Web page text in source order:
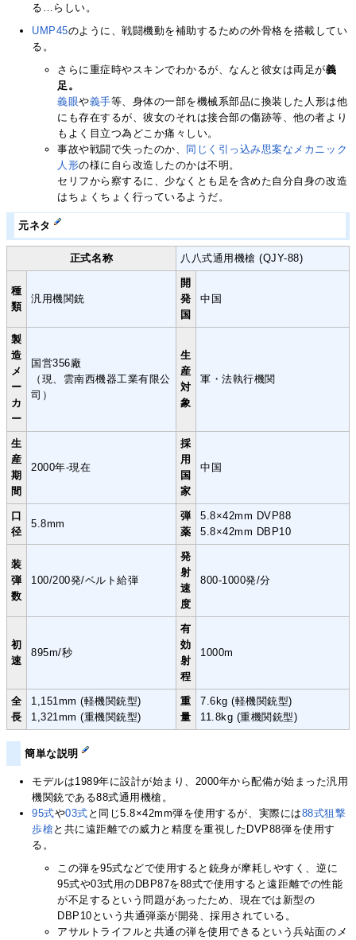
る…らしい。
UMP45のように、戦闘機動を補助するための外骨格を搭載してい
る。
さらに重症時やスキンでわかるが、なんと彼女は両足が義
足。
義眼や義手等、身体の一部を機械系部品に換装した人形は他
にも存在するが、彼女のそれは接合部の傷跡等、他の者より
もよく目立つ為どこか痛々しい。
事故や戦闘で失ったのか、 同じく引っ込み思案なメカニック
人形の様に自ら改造したのかは不明。
セリフから察するに、少なくとも足を含めた自分自身の改造
はちょくちょく行っているようだ。
元ネタ
正式名称 八八式通用機槍 (QJY-88)
種
類
汎用機関銃
開
発
国
中国
製
造
メ
ー
カ
ー
国営356廠
（現、雲南西機器工業有限公
司）
生
産
対
象
軍・法執行機関
生
産
期
間
2000年-現在
採
用
国
家
中国
口
径
5.8mm
弾
薬
5.8×42mm DVP88
5.8×42mm DBP10
装
弾
数
100/200発/ベルト給弾
発
射
速
度
800-1000発/分
初
速
895m/秒
有
効
射
程
1000m
全
長
1,151mm (軽機関銃型)
1,321mm (重機関銃型)
重
量
7.6kg (軽機関銃型)
11.8kg (重機関銃型)
簡単な説明
モデルは1989年に設計が始まり、2000年から配備が始まった汎用
機関銃である88式通用機槍。
95式や03式 と同じ5.8×42mm弾を使用するが、実際には88式狙撃
歩槍 と共に遠距離での威力と精度を重視したDVP88弾を使用す
る。
この弾を95式などで使用すると銃身が摩耗しやすく、逆に
95式や03式用のDBP87を88式で使用すると遠距離での性能
が不足するという問題があったため、現在では新型の
DBP10という共通弾薬が開発、採用されている。
アサルトライフルと共通の弾を使用できるという兵站面のメ